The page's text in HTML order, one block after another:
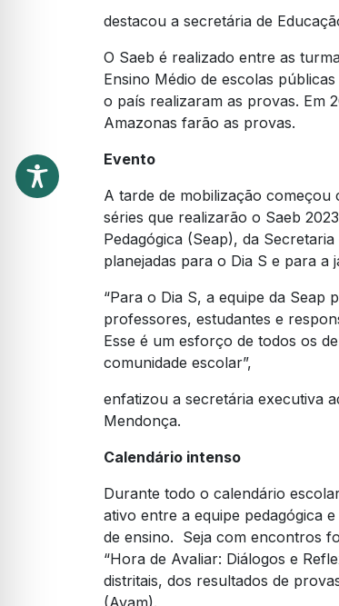
destacou a secretária de
O Saeb é realizado entre as
Ensino Médio de escolas
o país realizaram as provas. Em
Amazonas farão as provas.
Evento
A tarde de mobilização começou
séries que realizarão o Saeb
Pedagógica (Seap), da
planejadas para o Dia S e para a
“Para o Dia S, a equipe da
professores, estudantes e
Esse é um esforço de todos os
comunidade escolar”,
enfatizou a secretária executiva
Mendonça.
Calendário intenso
Durante todo o calendário
ativo entre a equipe pedagógica
de ensino. Seja com encontros
“Hora de Avaliar: Diálogos e
distritais, dos resultados de